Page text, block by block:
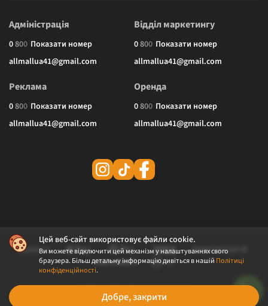
Цей веб-сайт використовує файли cookie.
Ви можете відключити цей механізм у налаштуваннях свого
браузера. Більш детальну інформацію дивіться в нашій Політиці
конфіденційності.
Добре, закрити
Адміністрація
0800 Показати номер
allmallua41@gmail.com
Відділ маркетингу
0800 Показати номер
allmallua41@gmail.com
Реклама
0800 Показати номер
allmallua41@gmail.com
Оренда
0800 Показати номер
allmallua41@gmail.com
© 2026 ALLMALL. Всі права захищені.
Політика конфіденційності